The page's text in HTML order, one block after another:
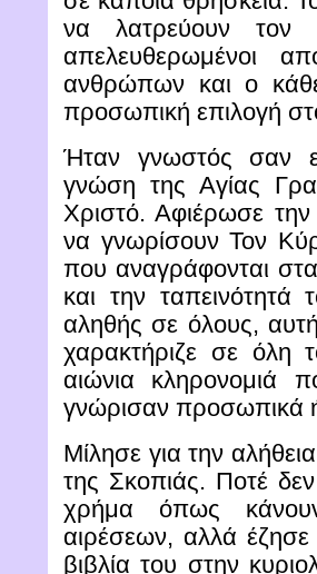
να λατρεύουν τον
απελευθερωμένοι
ανθρώπων και ο
προσωπική επιλογή
Ήταν γνωστός σαν
γνώση της Αγίας
Χριστό. Αφιέρωσε
να γνωρίσουν Τον
που αναγράφονται
και την ταπεινότητά
αληθής σε όλους,
χαρακτήριζε σε όλη
αιώνια
γνώρισαν προσωπικά
Μίλησε για την
της Σκοπιάς. Ποτέ
χρήμα όπως
αιρέσεων, αλλά
βιβλία του στην